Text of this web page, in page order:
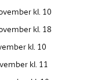
kl. 10
kl. 18
kl. 10
kl. 11